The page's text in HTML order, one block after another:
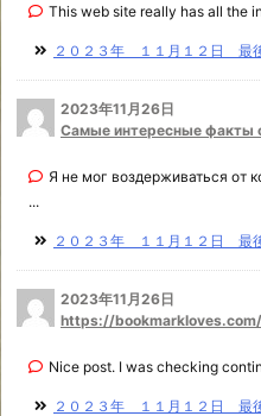
This web site really has all the
２０２３年 １１月１２日 最
2023年11月26日
Самые интересные факты
Я не мог воздерживаться от
...
２０２３年 １１月１２日 最
2023年11月26日
https://
Nice post. I was checking
２０２３年 １１月１２日 最